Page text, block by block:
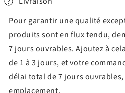
Pour garantir une qualité
produits sont en flux tendu,
7 jours ouvrables. Ajoutez à
de 1 à 3 jours, et votre
délai total de 7 jours